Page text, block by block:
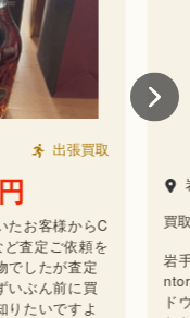
出張買取
お客様からC
査定ご依頼を
したが査定
ぶん前に買
たいですよ
岩
買取
岩
ド